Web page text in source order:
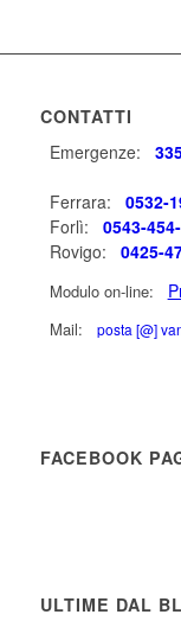
CONTATTI
Emergenze:
Ferrara: 0532-
Forlì: 0543-
Rovigo: 0425-
Modulo on-line:
Mail: posta [@]
FACEBOOK
ULTIME DAL